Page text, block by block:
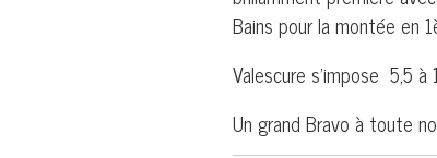
Bains pour la montée en
Valescure s'impose 5,5 à
Un grand Bravo à toute